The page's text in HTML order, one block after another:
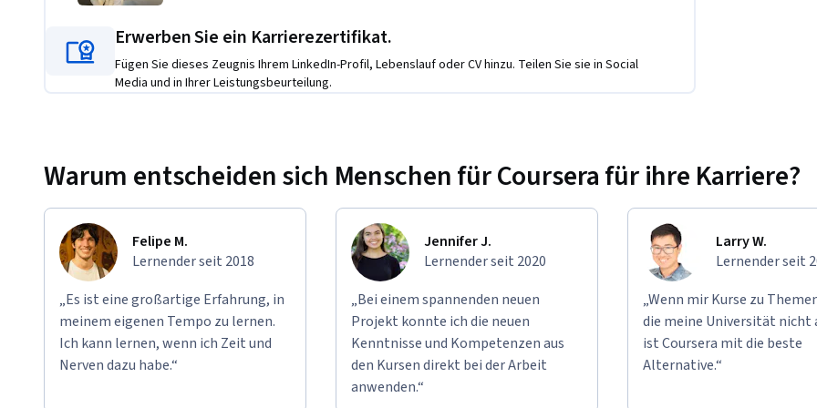
Erwerben Sie ein Karrierezertifikat.
Fügen Sie dieses Zeugnis Ihrem LinkedIn-Profil, Lebenslauf oder CV hinzu. Teilen Sie sie in Social
Media und in Ihrer Leistungsbeurteilung.
Warum entscheiden sich Menschen für Coursera für ihre Karriere?
Felipe M.
Lernender seit 2018
„Es ist eine großartige Erfahrung, in
meinem eigenen Tempo zu lernen.
Ich kann lernen, wenn ich Zeit und
Nerven dazu habe.“
Jennifer J.
Lernender seit 2020
„Bei einem spannenden neuen
Projekt konnte ich die neuen
Kenntnisse und Kompetenzen aus
den Kursen direkt bei der Arbeit
anwenden.“
Larry W.
Lernender seit
„Wenn mir Kurse zu
die meine Universität
ist Coursera mit die beste
Alternative.“